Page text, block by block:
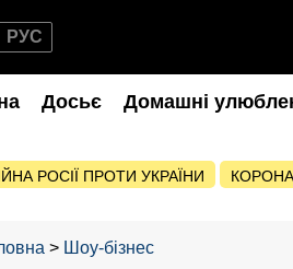
РУС
Досьє Домашні
РОСІЇ ПРОТИ УКРАЇНИ
Шоу-бізнес